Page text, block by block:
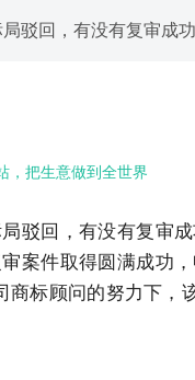
驳回，有没有复审成
，把生意做到全世界
局驳回，有没有复审
案件取得圆满成功
商标顾问的努力下，